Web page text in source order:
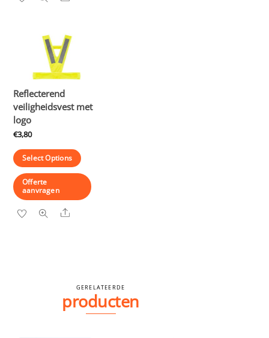
Reflecterend
veiligheidsvest met
logo
€3,80
Select Options
Offerte
aanvragen
Share
GERELATEERDE
producten